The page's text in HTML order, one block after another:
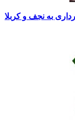
به نجف و کربلا